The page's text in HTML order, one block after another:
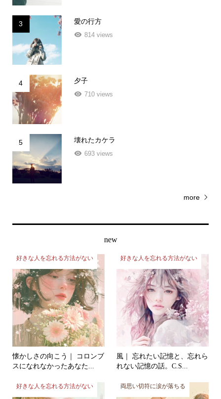
3
愛の行方
814 views
4
夕子
710 views
5
壊れたカケラ
693 views
more
new
好きな人を忘れる方法がない
懐かしさの向こう｜ コロンブ
スになれなかったあなた...
好きな人を忘れる方法がない
風｜ 忘れたい記憶と、忘れら
れない記憶の話。C.S...
好きな人を忘れる方法がない 両思い切符に涙が落ちる